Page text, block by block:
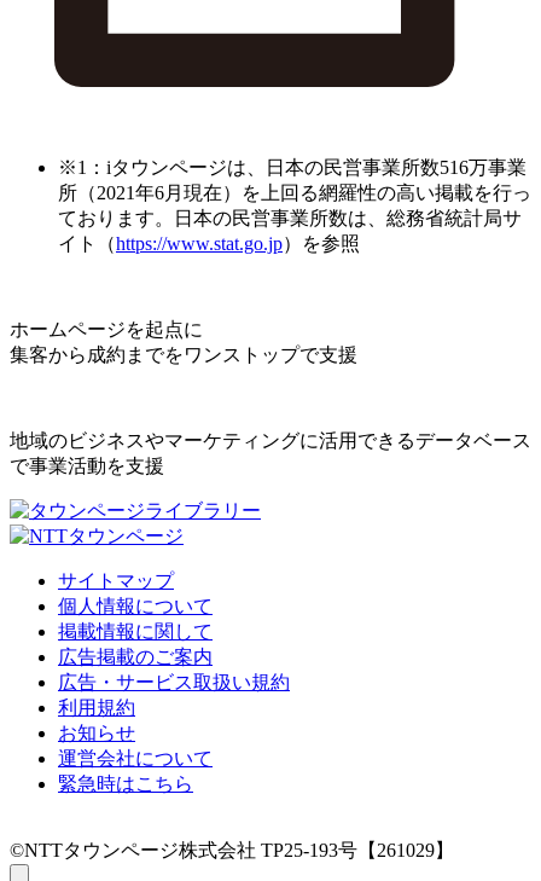
※1：iタウンページは、日本の民営事業所数516万事業
所（2021年6月現在）を上回る網羅性の高い掲載を行っ
ております。日本の民営事業所数は、総務省統計局サ
イト（https://www.stat.go.jp）を参照
ホームページを起点に
集客から成約までをワンストップで支援
地域のビジネスやマーケティングに活用できるデータベース
で事業活動を支援
サイトマップ
個人情報について
掲載情報に関して
広告掲載のご案内
広告・サービス取扱い規約
利用規約
お知らせ
運営会社について
緊急時はこちら
©NTTタウンページ株式会社 TP25-193号【261029】